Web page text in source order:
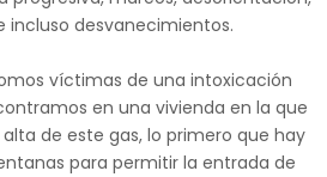
incluso desvanecimientos.
víctimas de una intoxicación
en una vivienda en la que
de este gas, lo primero que hay
para permitir la entrada de